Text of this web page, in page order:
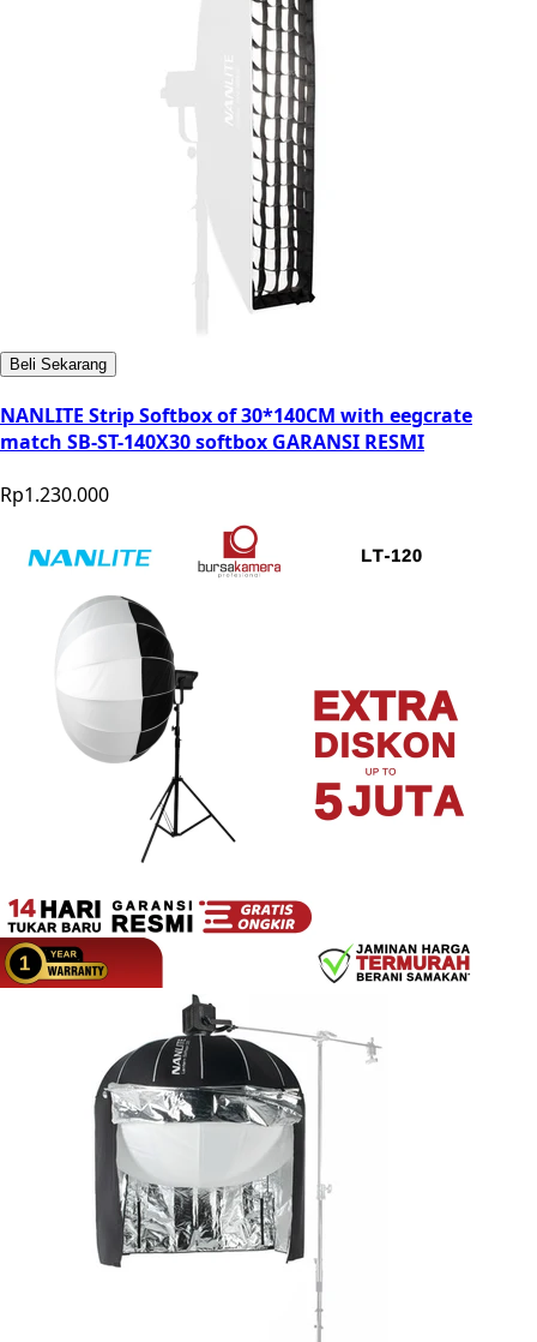
Beli Sekarang
NANLITE Strip Softbox of 30*140CM with eegcrate
match SB-ST-140X30 softbox GARANSI RESMI
Rp1.230.000